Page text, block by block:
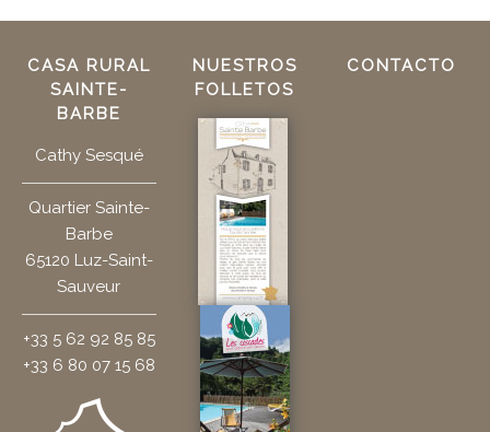
CASA RURAL
SAINTE-
BARBE
Cathy Sesqué
Quartier Sainte-
Barbe
65120 Luz-Saint-
Sauveur
+33 5 62 92 85 85
+33 6 80 07 15 68
NUESTROS
FOLLETOS
CONTACTO